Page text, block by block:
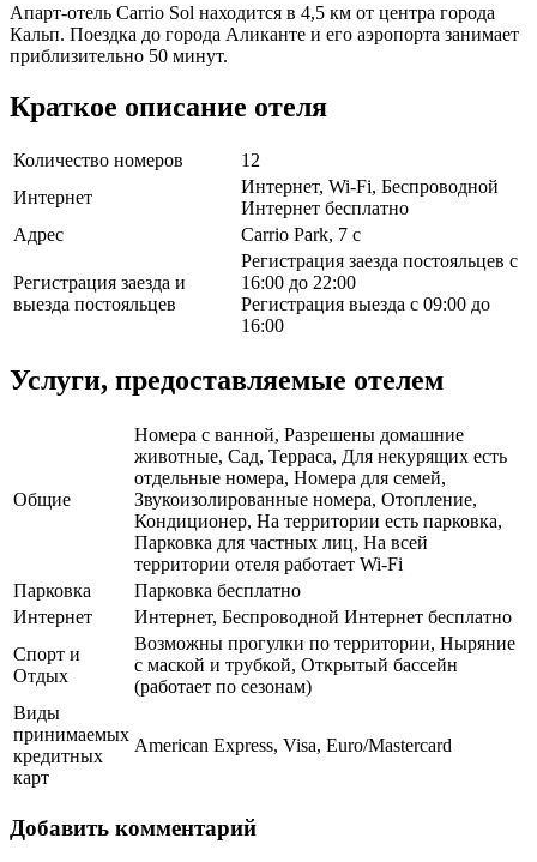
Апарт-отель Carrio Sol находится в 4,5 км от центра города
Кальп. Поездка до города Аликанте и его аэропорта занимает
приблизительно 50 минут.
Краткое описание отеля
Количество номеров
12
Интернет
Интернет, Wi-Fi, Беспроводной
Интернет бесплатно
Адрес
Carrio Park, 7 c
Регистрация заезда и
выезда постояльцев
Регистрация заезда постояльцев с
16:00 до 22:00
Регистрация выезда с 09:00 до
16:00
Услуги, предоставляемые отелем
Общие
Номера с ванной, Разрешены домашние
животные, Сад, Терраса, Для некурящих есть
отдельные номера, Номера для семей,
Звукоизолированные номера, Отопление,
Кондиционер, На территории есть парковка,
Парковка для частных лиц, На всей
территории отеля работает Wi-Fi
Парковка
Парковка бесплатно
Интернет
Интернет, Беспроводной Интернет бесплатно
Спорт и
Отдых
Возможны прогулки по территории, Ныряние
с маской и трубкой, Открытый бассейн
(работает по сезонам)
Виды
принимаемых
кредитных
карт
American Express, Visa, Euro/Mastercard
Добавить комментарий